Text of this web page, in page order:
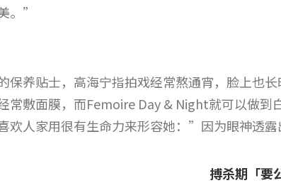
。”
保养贴士，高海宁指拍戏经常熬通宵，脸上也
常敷面膜，而Femoire Day & Night就可以做
欢人家用很有生命力来形容她：”因为眼神透
搏杀期「要